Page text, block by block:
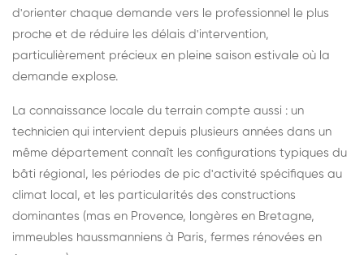
d'orienter chaque demande vers le professionnel le plus
proche et de réduire les délais d'intervention,
particulièrement précieux en pleine saison estivale où la
demande explose.
La connaissance locale du terrain compte aussi : un
technicien qui intervient depuis plusieurs années dans un
même département connaît les configurations typiques du
bâti régional, les périodes de pic d'activité spécifiques au
climat local, et les particularités des constructions
dominantes (mas en Provence, longères en Bretagne,
immeubles haussmanniens à Paris, fermes rénovées en